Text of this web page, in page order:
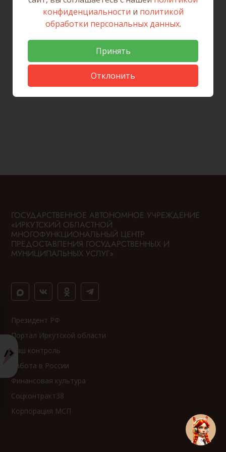
Вернуться к списку новостей
ГОСУДАРСТВЕННОЕ АВТОНОМНОЕ УЧРЕЖДЕНИЕ
«ИРКУТСКИЙ ОБЛАСТНОЙ
МНОГОФУНКЦИОНАЛЬНЫЙ ЦЕНТР
ПРЕДОСТАВЛЕНИЯ ГОСУДАРСТВЕННЫХ И
МУНИЦИПАЛЬНЫХ УСЛУГ»
Президент РФ
Портал Иркутской области
Ваш контроль
Работа в России
Финансовая культура
Соцконтракт38
Корпорация МСП
конфиденциальности и политикой
обработки персональных данных.
Принять
Отклонить